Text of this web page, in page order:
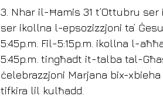
3. Nhar il-Ħamis 31 t’Ottubru ser
ser ikollna l-epsozizzjoni ta’
5:45p.m. Fil-5:15p.m. ikollna l-
5:45p.m. tingħadt it-talba tal-
ċelebrazzjoni Marjana bix-
tifkira lil kulħadd.